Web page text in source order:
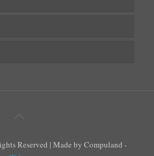
Reserved | Made by Compuland -